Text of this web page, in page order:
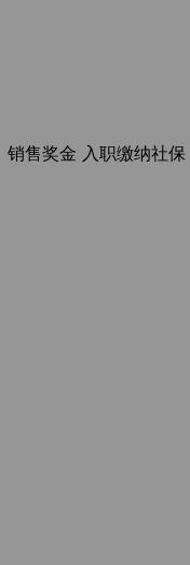
销售奖金 入职缴纳社保